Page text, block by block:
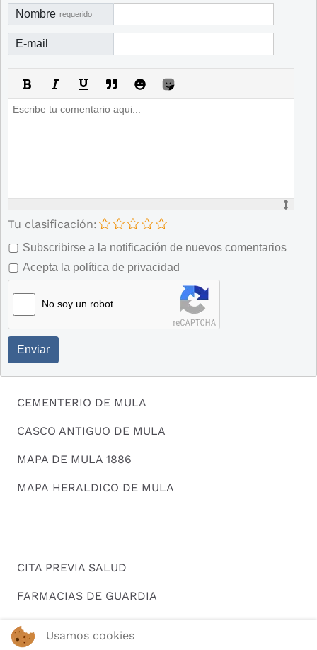
Nombre requerido
E-mail
Tu clasificación:
Subscribirse a la notificación de nuevos comentarios
Acepta la política de privacidad
No soy un robot
Enviar
CEMENTERIO DE MULA
CASCO ANTIGUO DE MULA
MAPA DE MULA 1886
MAPA HERALDICO DE MULA
CITA PREVIA SALUD
FARMACIAS DE GUARDIA
HORARIOS DE AUTOBUSES
Usamos cookies